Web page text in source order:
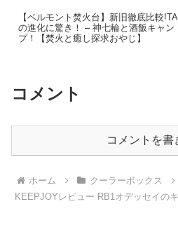
【ベルモント焚火台】新旧徹底比較
の進化に驚き！ – 神七輪と酒飯キャン
プ！【焚火と癒し探求おやじ】
コメント
コメントを書
ホーム クーラーボックス
KEEPJOYレビュー RB1オデッセイの